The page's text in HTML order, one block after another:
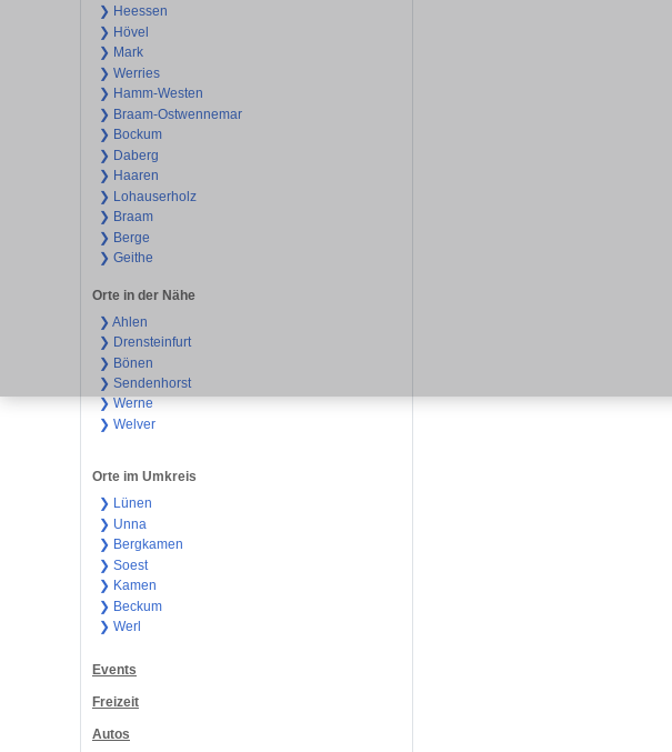
❯ Heessen
❯ Hövel
❯ Mark
❯ Werries
❯ Hamm-Westen
❯ Braam-Ostwennemar
❯ Bockum
❯ Daberg
❯ Haaren
❯ Lohauserholz
❯ Braam
❯ Berge
❯ Geithe
Orte in der Nähe
❯ Ahlen
❯ Drensteinfurt
❯ Bönen
❯ Sendenhorst
❯ Werne
❯ Welver
Orte im Umkreis
❯ Lünen
❯ Unna
❯ Bergkamen
❯ Soest
❯ Kamen
❯ Beckum
❯ Werl
Events
Freizeit
Autos